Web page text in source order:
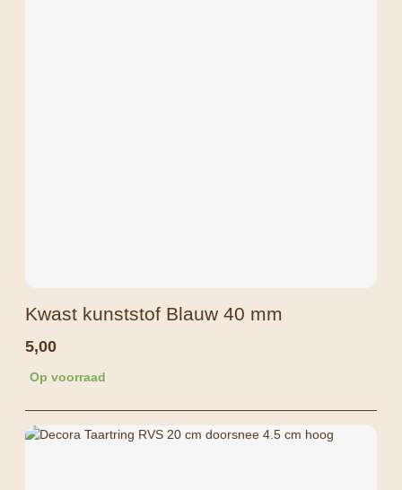
Kwast kunststof Blauw 40 mm
5,00
Op voorraad